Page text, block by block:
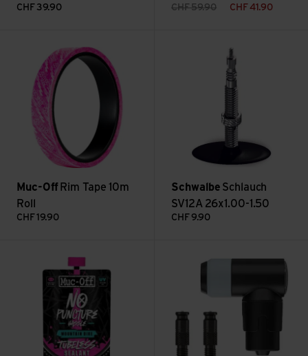
CHF 39.90 CHF59.90 CHF 41.90
Muc-Off Rim Tape 10m
Roll
CHF 19.90
Schwalbe Schlauch
SV12A 26x1.00-1.50
CHF 9.90